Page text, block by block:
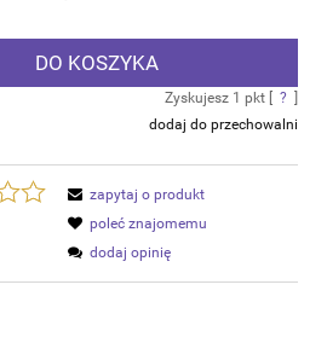
DO KOSZYKA
Zyskujesz 1 pkt [ ?
dodaj do przechowalni
zapytaj o produkt
poleć znajomemu
dodaj opinię